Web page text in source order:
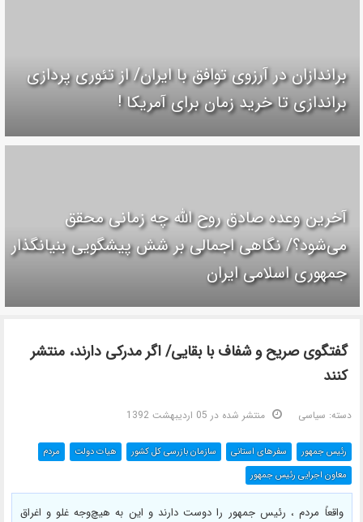
براندازان در آرزوی توافق با ایران/ از تئوری پردازی
براندازی تا خرید زمان برای آمریکا !
آخرین وعده صادق روح الله چه زمانی محقق
می‌شود؟/ نگاهی اجمالی بر شش پیشگویی بنیانگذار
جمهوری اسلامی ایران
گفتگوی صریح و شفاف با بقایی/ اگر مدرکی دارند، منتشر
کنند
دسته: سیاسی منتشر شده در 05 ارديبهشت 1392
رئیس جمهور سفرهای استانی سازمان بازرسی کل کشور هیات دولت
مردم
معاون اجرایی رئیس جمهور
واقعاً مردم ، رئیس جمهور را دوست دارند و این به هیچ‌وجه غلو و اغراق